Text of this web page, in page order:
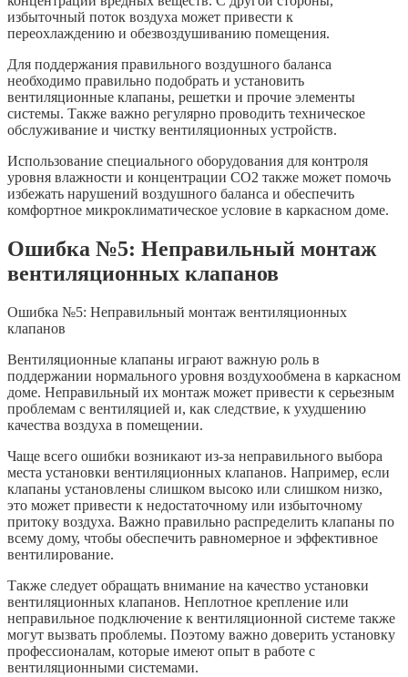
избыточный поток воздуха может привести к
переохлаждению и обезвоздушиванию помещения.
Для поддержания правильного воздушного баланса
необходимо правильно подобрать и установить
вентиляционные клапаны, решетки и прочие элементы
системы. Также важно регулярно проводить техническое
обслуживание и чистку вентиляционных устройств.
Использование специального оборудования для контроля
уровня влажности и концентрации CO2 также может помочь
избежать нарушений воздушного баланса и обеспечить
комфортное микроклиматическое условие в каркасном доме.
Ошибка №5: Неправильный монтаж
вентиляционных клапанов
Ошибка №5: Неправильный монтаж вентиляционных
клапанов
Вентиляционные клапаны играют важную роль в
поддержании нормального уровня воздухообмена в каркасном
доме. Неправильный их монтаж может привести к серьезным
проблемам с вентиляцией и, как следствие, к ухудшению
качества воздуха в помещении.
Чаще всего ошибки возникают из-за неправильного выбора
места установки вентиляционных клапанов. Например, если
клапаны установлены слишком высоко или слишком низко,
это может привести к недостаточному или избыточному
притоку воздуха. Важно правильно распределить клапаны по
всему дому, чтобы обеспечить равномерное и эффективное
вентилирование.
Также следует обращать внимание на качество установки
вентиляционных клапанов. Неплотное крепление или
неправильное подключение к вентиляционной системе также
могут вызвать проблемы. Поэтому важно доверить установку
профессионалам, которые имеют опыт в работе с
вентиляционными системами.